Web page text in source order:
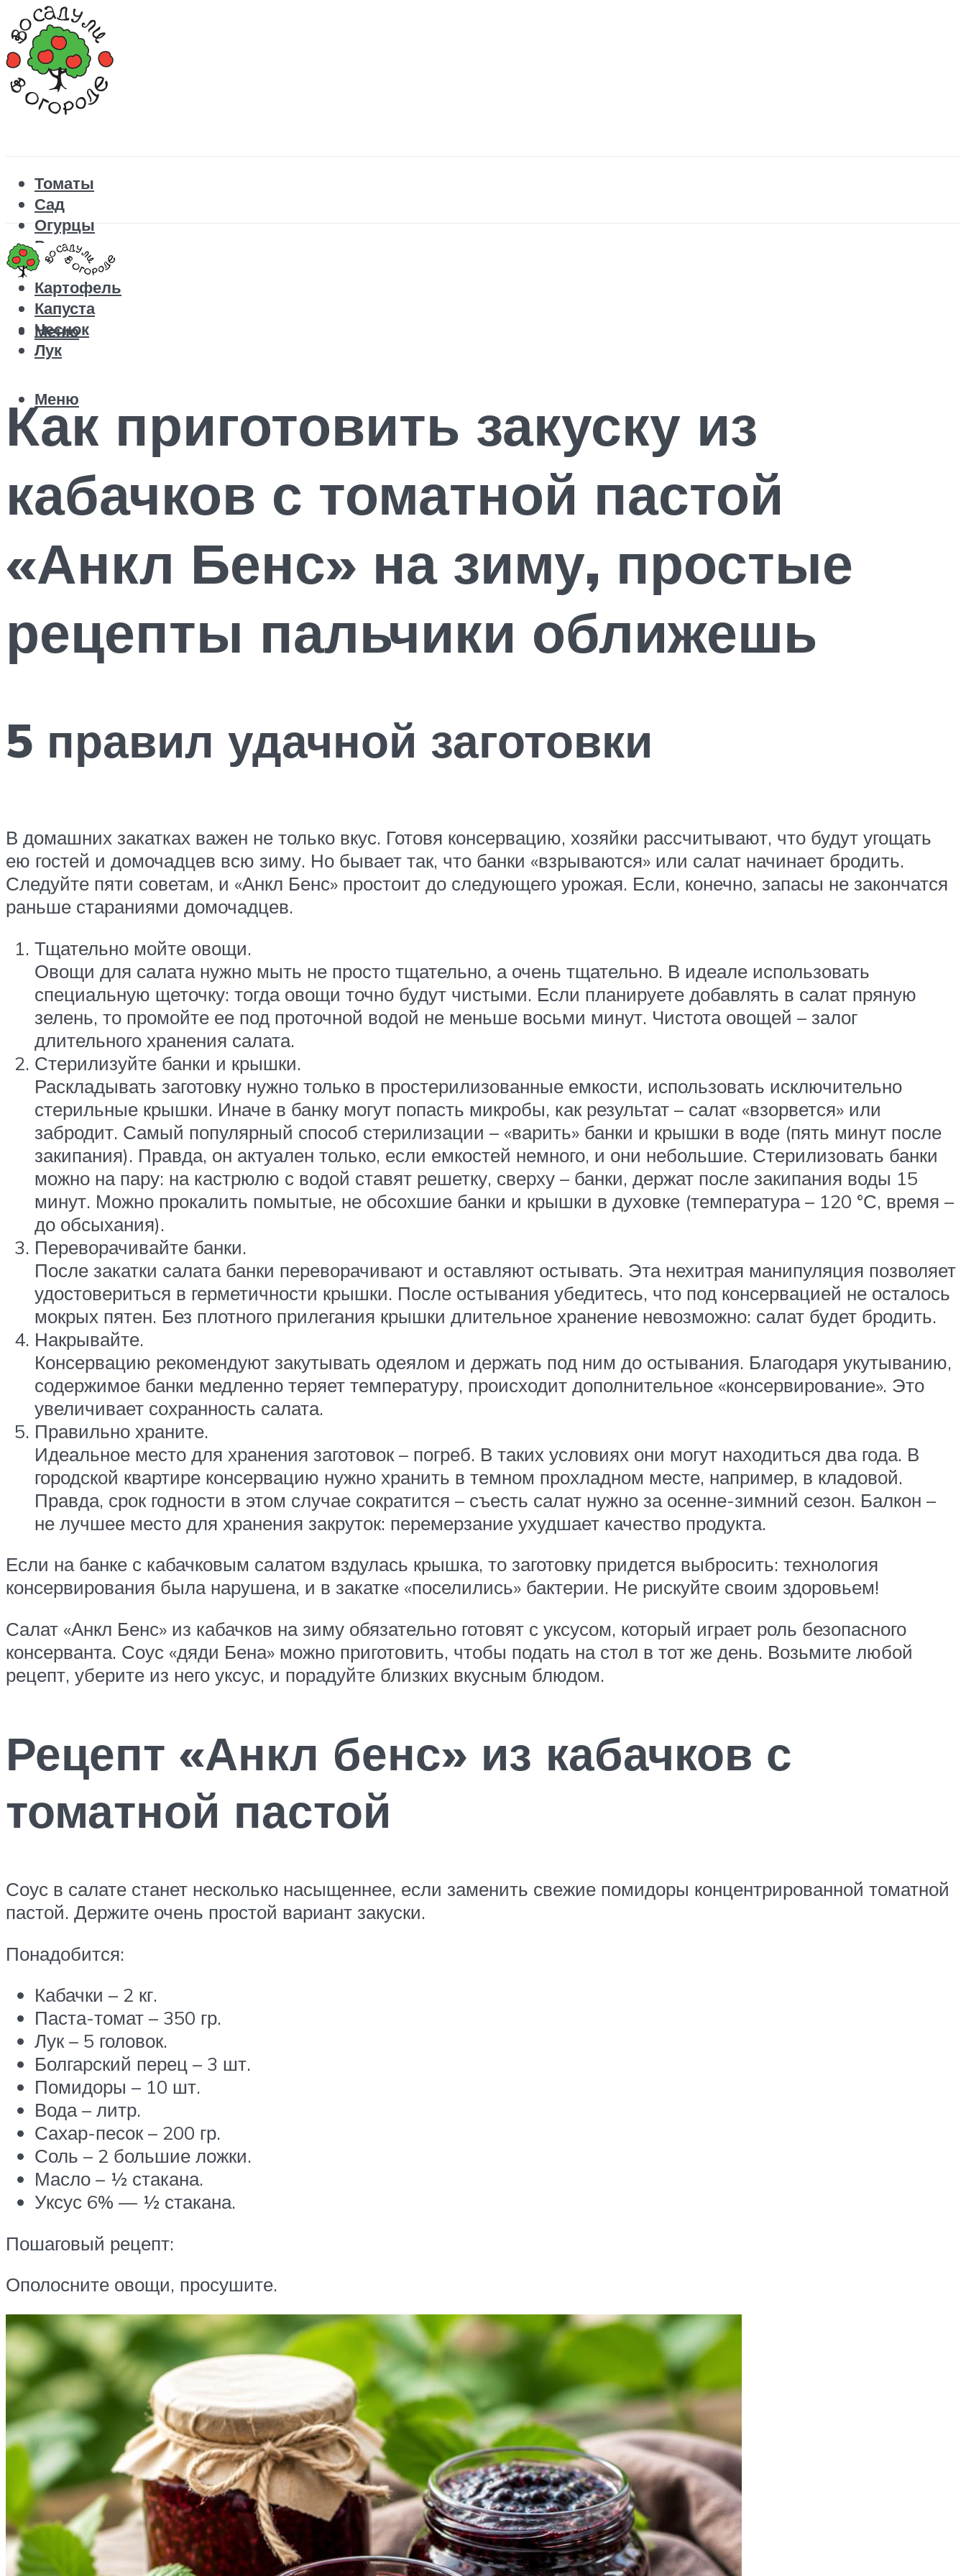
Томаты
Сад
Огурцы
Рецепты
Перец
Картофель
Капуста
Чеснок
Лук
Меню
Меню
Как приготовить закуску из
кабачков с томатной пастой
«Анкл Бенс» на зиму, простые
рецепты пальчики оближешь
5 правил удачной заготовки
В домашних закатках важен не только вкус. Готовя консервацию, хозяйки рассчитывают, что будут угощать
ею гостей и домочадцев всю зиму. Но бывает так, что банки «взрываются» или салат начинает бродить.
Следуйте пяти советам, и «Анкл Бенс» простоит до следующего урожая. Если, конечно, запасы не закончатся
раньше стараниями домочадцев.
Тщательно мойте овощи.
Овощи для салата нужно мыть не просто тщательно, а очень тщательно. В идеале использовать
специальную щеточку: тогда овощи точно будут чистыми. Если планируете добавлять в салат пряную
зелень, то промойте ее под проточной водой не меньше восьми минут. Чистота овощей – залог
длительного хранения салата.
Стерилизуйте банки и крышки.
Раскладывать заготовку нужно только в простерилизованные емкости, использовать исключительно
стерильные крышки. Иначе в банку могут попасть микробы, как результат – салат «взорвется» или
забродит. Самый популярный способ стерилизации – «варить» банки и крышки в воде (пять минут после
закипания). Правда, он актуален только, если емкостей немного, и они небольшие. Стерилизовать банки
можно на пару: на кастрюлю с водой ставят решетку, сверху – банки, держат после закипания воды 15
минут. Можно прокалить помытые, не обсохшие банки и крышки в духовке (температура – 120 °С, время –
до обсыхания).
Переворачивайте банки.
После закатки салата банки переворачивают и оставляют остывать. Эта нехитрая манипуляция позволяет
удостовериться в герметичности крышки. После остывания убедитесь, что под консервацией не осталось
мокрых пятен. Без плотного прилегания крышки длительное хранение невозможно: салат будет бродить.
Накрывайте.
Консервацию рекомендуют закутывать одеялом и держать под ним до остывания. Благодаря укутыванию,
содержимое банки медленно теряет температуру, происходит дополнительное «консервирование». Это
увеличивает сохранность салата.
Правильно храните.
Идеальное место для хранения заготовок – погреб. В таких условиях они могут находиться два года. В
городской квартире консервацию нужно хранить в темном прохладном месте, например, в кладовой.
Правда, срок годности в этом случае сократится – съесть салат нужно за осенне-зимний сезон. Балкон –
не лучшее место для хранения закруток: перемерзание ухудшает качество продукта.
Если на банке с кабачковым салатом вздулась крышка, то заготовку придется выбросить: технология
консервирования была нарушена, и в закатке «поселились» бактерии. Не рискуйте своим здоровьем!
Салат «Анкл Бенс» из кабачков на зиму обязательно готовят с уксусом, который играет роль безопасного
консерванта. Соус «дяди Бена» можно приготовить, чтобы подать на стол в тот же день. Возьмите любой
рецепт, уберите из него уксус, и порадуйте близких вкусным блюдом.
Рецепт «Анкл бенс» из кабачков с
томатной пастой
Соус в салате станет несколько насыщеннее, если заменить свежие помидоры концентрированной томатной
пастой. Держите очень простой вариант закуски.
Понадобится:
Кабачки – 2 кг.
Паста-томат – 350 гр.
Лук – 5 головок.
Болгарский перец – 3 шт.
Помидоры – 10 шт.
Вода – литр.
Сахар-песок – 200 гр.
Соль – 2 большие ложки.
Масло – ½ стакана.
Уксус 6% — ½ стакана.
Пошаговый рецепт:
Ополосните овощи, просушите.